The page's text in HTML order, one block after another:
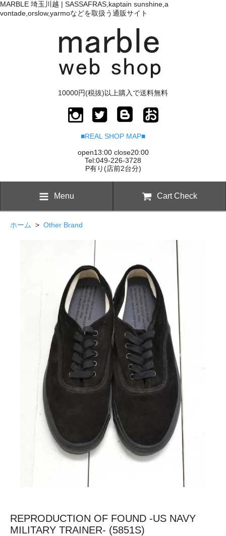
MARBLE 埼玉川越 | SASSAFRAS,kaptain sunshine,a
vontade,orslow,yarmoなどを取扱う通販サイト
10000円(税抜)以上購入で送料無料
■REAL SHOP MAP■
open13:00 close20:00
Tel:049-226-3728
P有り(店前2台分)
Menu Cart Check
ホーム > Other Brand
REPRODUCTION OF FOUND -US NAVY
MILITARY TRAINER- (5851S)